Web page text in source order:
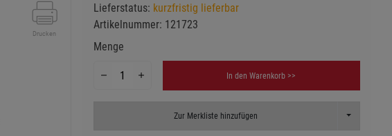
Drucken
Lieferstatus: kurzfristig lieferbar
Artikelnummer: 121723
Menge
In den Warenkorb >>
Zur Merkliste hinzufügen Toggle